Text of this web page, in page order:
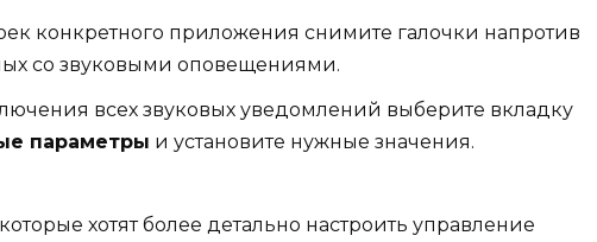
конкретного приложения снимите галочки напротив
со звуковыми оповещениями.
всех звуковых уведомлений выберите вкладку
параметры и установите нужные значения.
хотят более детально настроить управление